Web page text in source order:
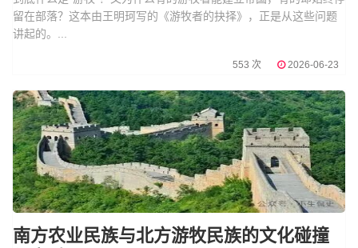
留在部落？这本由王明珂写的《游牧者的抉择》，正是从这些问题
讲起的。...
553 次 2026-06-23
南方农业民族与北方游牧民族的文化碰撞